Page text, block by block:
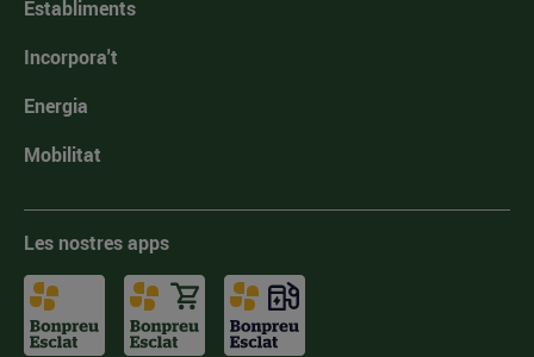
Establiments
Incorpora't
Energia
Mobilitat
Les nostres apps